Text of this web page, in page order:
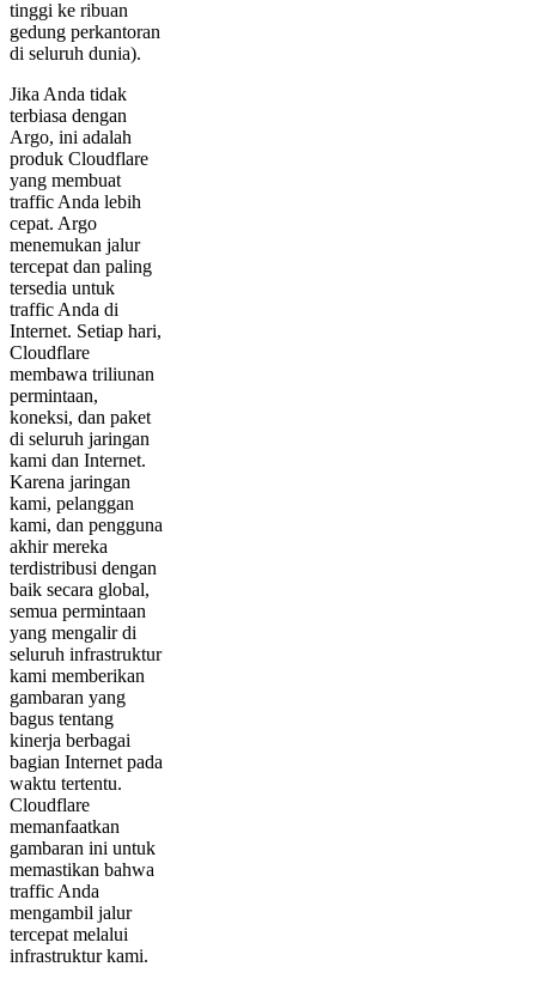
tinggi ke ribuan
gedung perkantoran
di seluruh dunia).
Jika Anda tidak
terbiasa dengan
Argo, ini adalah
produk Cloudflare
yang membuat
traffic Anda lebih
cepat. Argo
menemukan jalur
tercepat dan paling
tersedia untuk
traffic Anda di
Internet. Setiap hari,
Cloudflare
membawa triliunan
permintaan,
koneksi, dan paket
di seluruh jaringan
kami dan Internet.
Karena jaringan
kami, pelanggan
kami, dan pengguna
akhir mereka
terdistribusi dengan
baik secara global,
semua permintaan
yang mengalir di
seluruh infrastruktur
kami memberikan
gambaran yang
bagus tentang
kinerja berbagai
bagian Internet pada
waktu tertentu.
Cloudflare
memanfaatkan
gambaran ini untuk
memastikan bahwa
traffic Anda
mengambil jalur
tercepat melalui
infrastruktur kami.